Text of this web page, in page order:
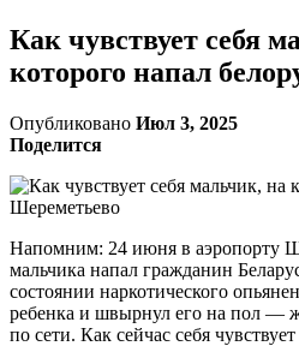
Как чувствует себя
которого напал
Опубликовано Июл 3, 2025
Поделится
Напомним: 24 июня в аэропорту
мальчика напал гражданин
состоянии наркотического
ребенка и швырнул его на пол —
по сети. Как сейчас себя